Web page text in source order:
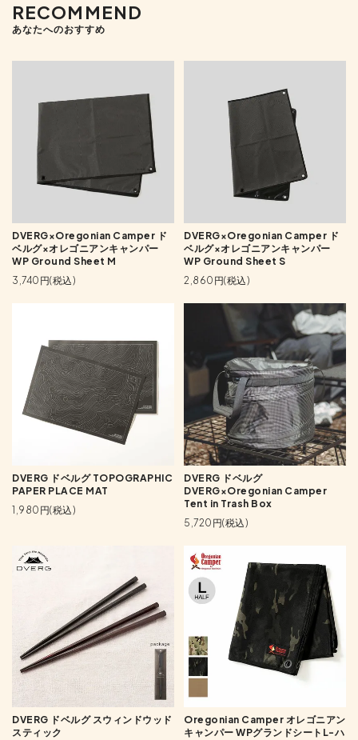
RECOMMEND
あなたへのおすすめ
DVERG×Oregonian Camper ド
ベルグ×オレゴニアンキャンパー
WP Ground Sheet M
3,740円(税込)
DVERG×Oregonian Camper ド
ベルグ×オレゴニアンキャンパー
WP Ground Sheet S
2,860円(税込)
DVERG ドベルグ TOPOGRAPHIC
PAPER PLACE MAT
1,980円(税込)
DVERG ドベルグ
DVERG×Oregonian Camper
Tent in Trash Box
5,720円(税込)
DVERG ドベルグ スウィンドウッド
スティック
Oregonian Camper オレゴニアン
キャンパー WPグランドシートL-ハ